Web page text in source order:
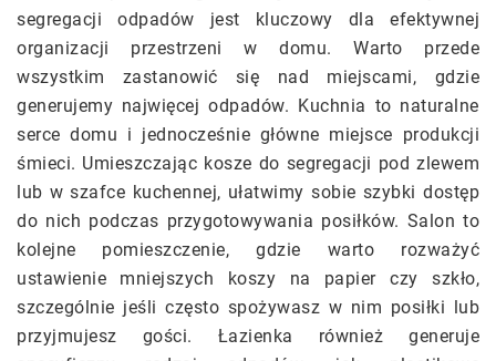
segregacji odpadów jest kluczowy dla efektywnej
organizacji przestrzeni w domu. Warto przede
wszystkim zastanowić się nad miejscami, gdzie
generujemy najwięcej odpadów. Kuchnia to naturalne
serce domu i jednocześnie główne miejsce produkcji
śmieci. Umieszczając kosze do segregacji pod zlewem
lub w szafce kuchennej, ułatwimy sobie szybki dostęp
do nich podczas przygotowywania posiłków. Salon to
kolejne pomieszczenie, gdzie warto rozważyć
ustawienie mniejszych koszy na papier czy szkło,
szczególnie jeśli często spożywasz w nim posiłki lub
przyjmujesz gości. Łazienka również generuje